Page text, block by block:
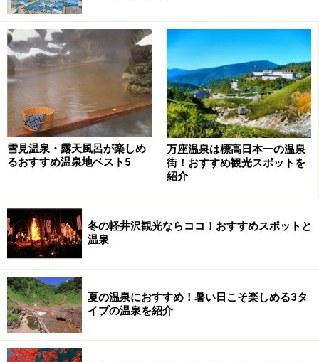
雪見温泉・露天風呂が楽しめ
るおすすめ温泉地ベスト5
万座温泉は標高日本一の温泉
街！おすすめ観光スポットを
紹介
冬の軽井沢観光ならココ！おすすめスポットと
温泉
夏の温泉におすすめ！暑い日こそ楽しめる3タ
イプの温泉を紹介